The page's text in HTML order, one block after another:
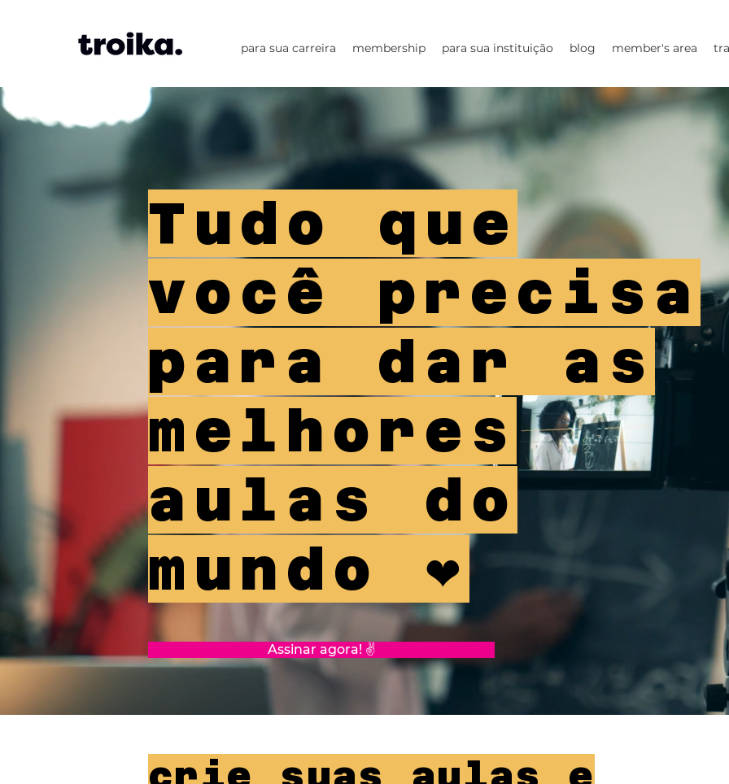
para sua carreira membership para sua instituição blog member's area
Tudo que
você precisa
para dar as
melhores
aulas do
mundo ❤️
Assinar agora! ✌️